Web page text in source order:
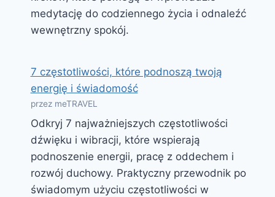
medytację do codziennego życia i odnaleźć
wewnętrzny spokój.
7 częstotliwości, które podnoszą twoją
energię i świadomość
przez meTRAVEL
Odkryj 7 najważniejszych częstotliwości
dźwięku i wibracji, które wspierają
podnoszenie energii, pracę z oddechem i
rozwój duchowy. Praktyczny przewodnik po
świadomym użyciu częstotliwości w